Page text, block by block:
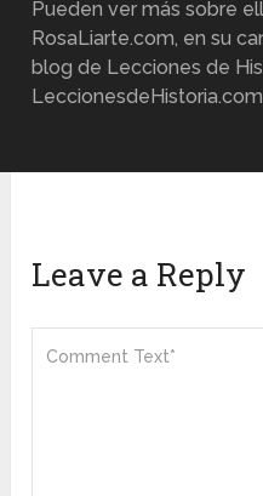
Pueden ver más sobre
RosaLiarte.com, en su
blog de Lecciones de
Leave a Reply